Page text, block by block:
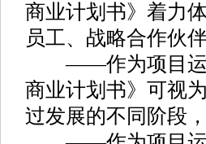
商业计划书》着力
员工、战略合作伙
——作为项目运作
商业计划书》可视
过发展的不同阶段